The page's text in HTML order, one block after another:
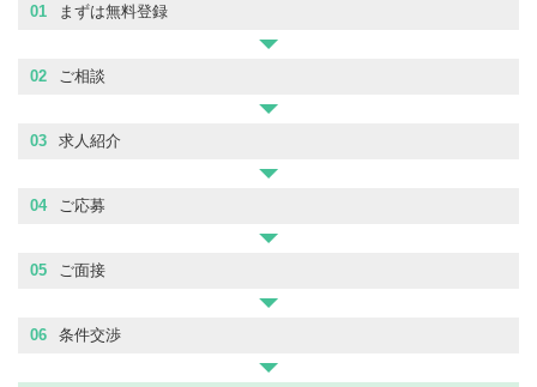
01 まずは無料登録
02 ご相談
03 求人紹介
04 ご応募
05 ご面接
06 条件交渉